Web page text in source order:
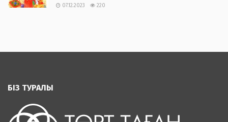
07.12.2023 220
БІЗ ТУРАЛЫ